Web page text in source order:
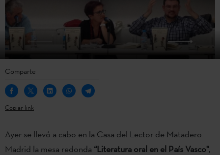
Comparte
Copiar link
Ayer se llevó a cabo en la Casa del Lector de Matadero
Madrid la mesa redonda “Literatura oral en el País Vasco",